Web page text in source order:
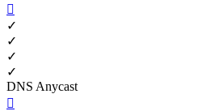

✓
✓
✓
✓
DNS Anycast
